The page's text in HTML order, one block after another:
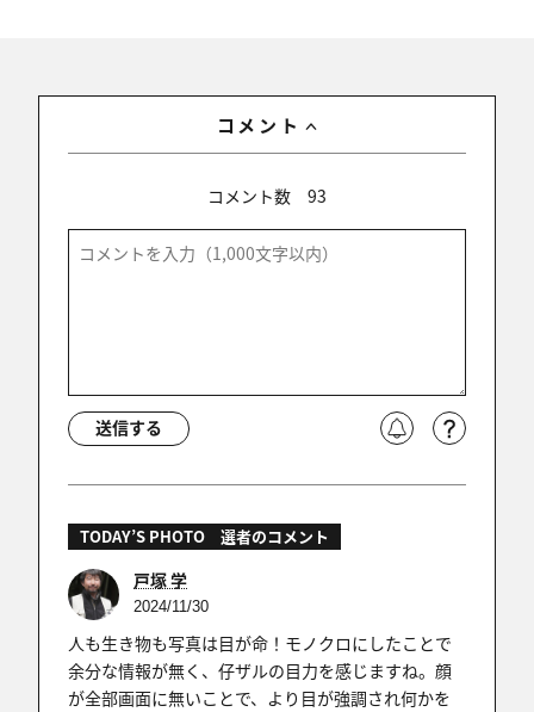
コメント
コメント数 93
送信する
TODAY’S PHOTO 選者のコメント
戸塚 学
2024/11/30
人も生き物も写真は目が命！モノクロにしたことで
余分な情報が無く、仔ザルの目力を感じますね。顔
が全部画面に無いことで、より目が強調され何かを